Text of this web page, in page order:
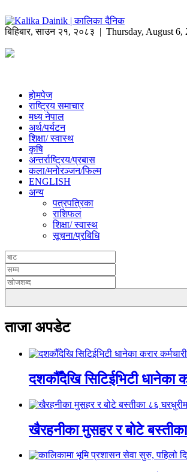
बिहिबार,साउन २१, २०८३ | Thursday, August 6,
होमपेज
राष्ट्रिय समाचार
मध्य नेपाल
अर्थ/पर्यटन
शिक्षा/ स्वास्थ
कृषि
अन्तर्राष्ट्रिय/प्रबास
कला/मनोरञ्जन/फिल्म
ENGLISH
अन्य
पत्रपत्रिका
राशिफल
शिक्षा/ स्वास्थ
सूचना/प्रबिधि
ताजा अपडेट
दशकौँदेखि सिटिईभिटी धानेका
खैरहनीका मुसहर र बोटे